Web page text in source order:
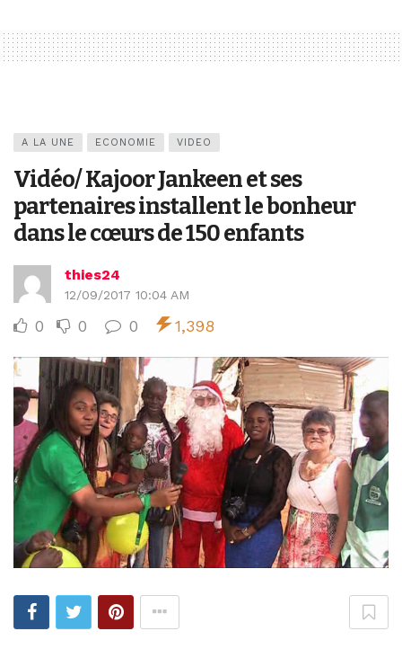
A LA UNE ECONOMIE VIDEO
Vidéo/ Kajoor Jankeen et ses
partenaires installent le bonheur
dans le cœurs de 150 enfants
thies24
12/09/2017 10:04 AM
0 0 0 1,398